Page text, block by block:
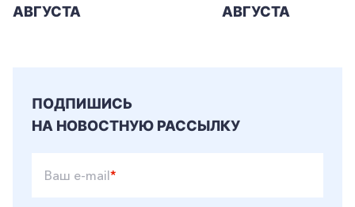
АВГУСТА
АВГУСТА
ПОДПИШИСЬ
НА НОВОСТНУЮ РАССЫЛКУ
Ваш e-mail*